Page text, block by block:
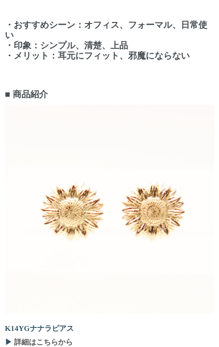
・おすすめシーン：オフィス、フォーマル、日常使
い
・印象：シンプル、清楚、上品
・メリット：耳元にフィット、邪魔にならない
■ 商品紹介
K14YGナナラピアス
▶ 詳細はこちらから